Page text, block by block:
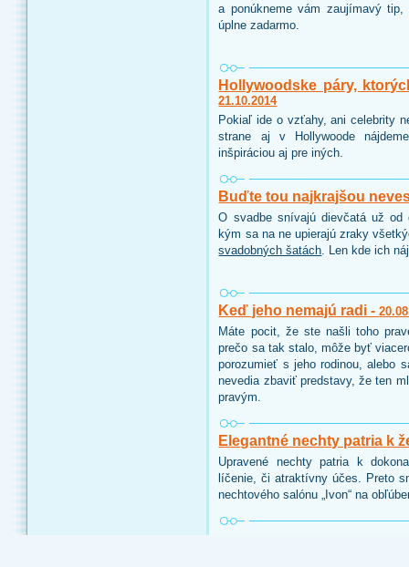
a ponúkneme vám zaujímavý
úplne zadarmo.
Hollywoodske páry,
21.10.2014
Pokiaľ ide o vzťahy, ani celebrity
strane aj v Hollywoode
inšpiráciou aj pre iných.
Buďte tou najkrajšou
O svadbe snívajú dievčatá už
kým sa na ne upierajú zraky
svadobných šatách. Len kde ich
Keď jeho nemajú radi -
Máte pocit, že ste našli toho
prečo sa tak stalo, môže byť
porozumieť s jeho rodinou, alebo
nevedia zbaviť predstavy, že ten
pravým.
Elegantné nechty patria k
Upravené nechty patria k
líčenie, či atraktívny účes. Preto
nechtového salónu „Ivon“ na